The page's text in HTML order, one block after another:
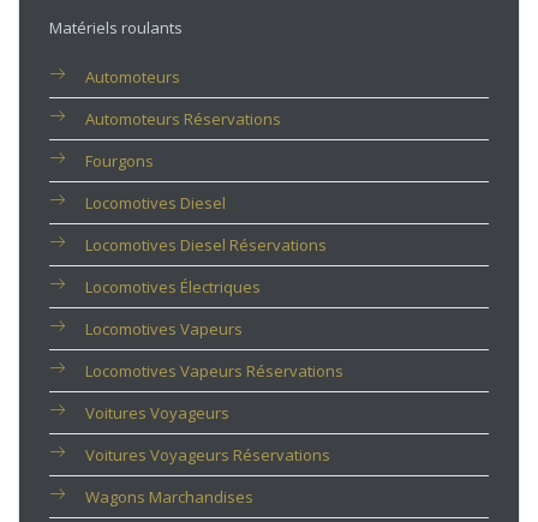
Matériels roulants
Automoteurs
Automoteurs Réservations
Fourgons
Locomotives Diesel
Locomotives Diesel Réservations
Locomotives Électriques
Locomotives Vapeurs
Locomotives Vapeurs Réservations
Voitures Voyageurs
Voitures Voyageurs Réservations
Wagons Marchandises